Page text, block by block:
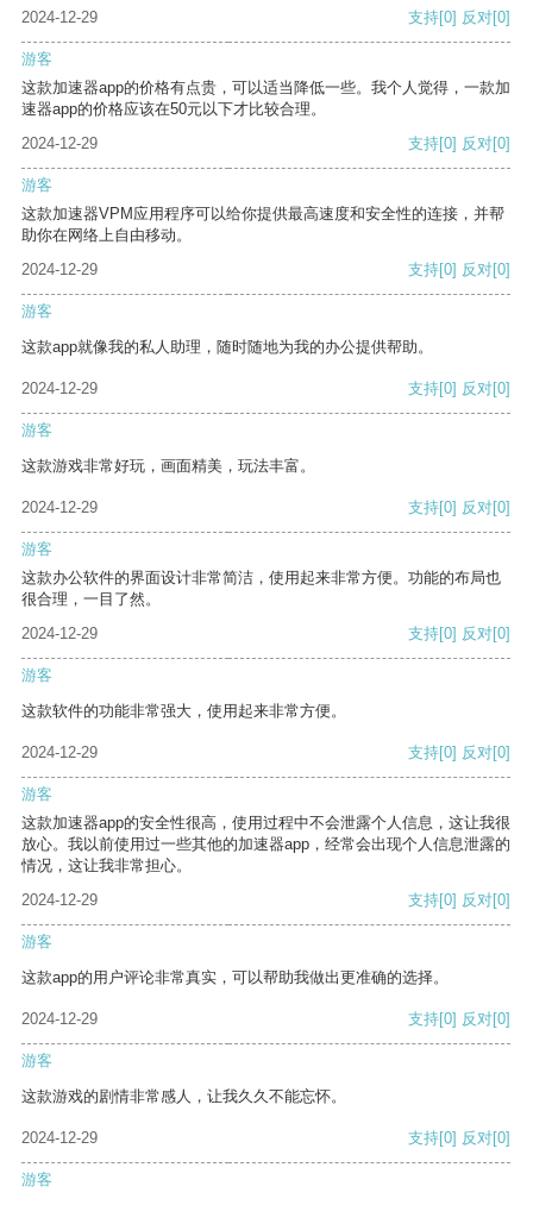
2024-12-29 支持[0] 反对[0]
游客
这款加速器app的价格有点贵，可以适当降低一些。我个人觉得，一款加
速器app的价格应该在50元以下才比较合理。
2024-12-29
支持[0] 反对[0]
游客
这款加速器VPM应用程序可以给你提供最高速度和安全性的连接，并帮
助你在网络上自由移动。
2024-12-29
支持[0] 反对[0]
游客
这款app就像我的私人助理，随时随地为我的办公提供帮助。
2024-12-29 支持[0] 反对[0]
游客
这款游戏非常好玩，画面精美，玩法丰富。
2024-12-29 支持[0] 反对[0]
游客
这款办公软件的界面设计非常简洁，使用起来非常方便。功能的布局也
很合理，一目了然。
2024-12-29
支持[0] 反对[0]
游客
这款软件的功能非常强大，使用起来非常方便。
2024-12-29 支持[0] 反对[0]
游客
这款加速器app的安全性很高，使用过程中不会泄露个人信息，这让我很
放心。我以前使用过一些其他的加速器app，经常会出现个人信息泄露的
情况，这让我非常担心。
2024-12-29
支持[0] 反对[0]
游客
这款app的用户评论非常真实，可以帮助我做出更准确的选择。
2024-12-29 支持[0] 反对[0]
游客
这款游戏的剧情非常感人，让我久久不能忘怀。
2024-12-29 支持[0] 反对[0]
游客